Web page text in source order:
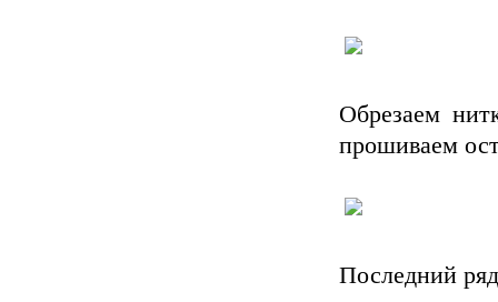
Обрезаем
прошиваем
Последний